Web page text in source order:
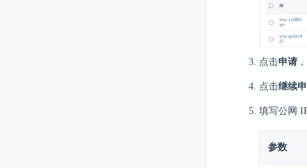
点击申请
点击继续
填写公网
参数